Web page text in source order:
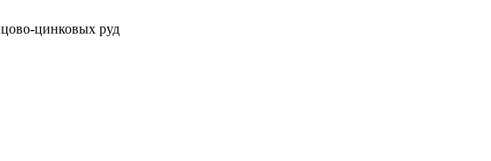
цинковых руд